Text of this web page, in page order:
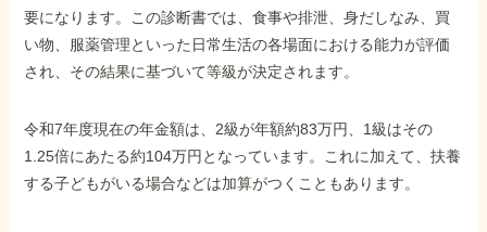
要になります。この診断書では、食事や排泄、身だしなみ、買
い物、服薬管理といった日常生活の各場面における能力が評価
され、その結果に基づいて等級が決定されます。
令和7年度現在の年金額は、2級が年額約83万円、1級はその
1.25倍にあたる約104万円となっています。これに加えて、扶養
する子どもがいる場合などは加算がつくこともあります。